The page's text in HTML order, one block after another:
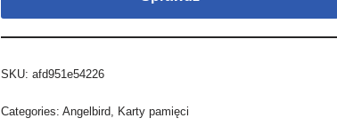
SKU:afd951e54226
Categories:Angelbird, Karty pamięci